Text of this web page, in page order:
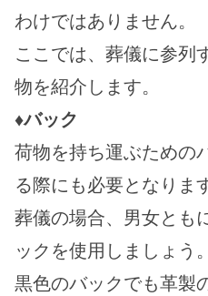
わけではありません。
ここでは、葬儀に参列
物を紹介します。
♦バック
荷物を持ち運ぶための
る際にも必要となりま
葬儀の場合、男女とも
ックを使用しましょう。
黒色のバックでも革製